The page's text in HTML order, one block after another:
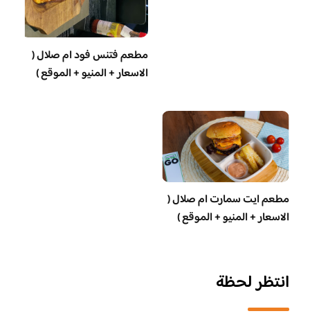
مطعم فتنس فود ام صلال (
الاسعار + المنيو + الموقع )
مطعم ايت سمارت ام صلال (
الاسعار + المنيو + الموقع )
انتظر لحظة